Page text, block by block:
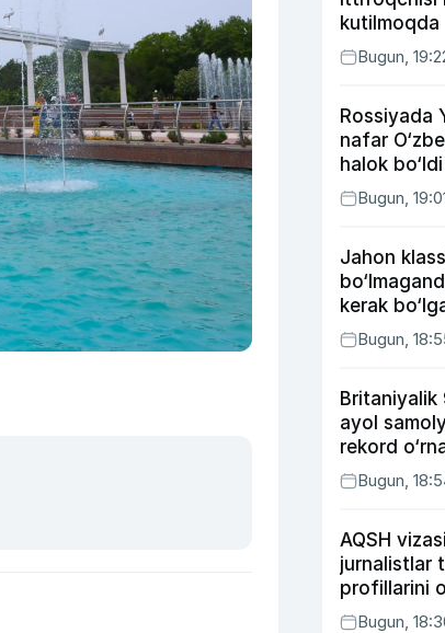
kutilmoqda
Bugun,
Rossiyada
nafar
halok bo‘ldi
Bugun,
Jahon
kerak
Bugun,
Britaniyalik
ayol
rekord
Bugun,
AQSH
jurnalistlar
profillarini
etilishi
Bugun,